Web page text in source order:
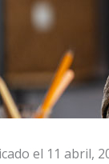
el 11 abril,